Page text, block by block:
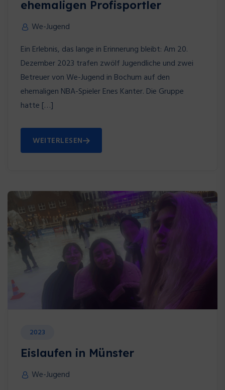
ehemaligen Profisportler
We-Jugend
Ein Erlebnis, das lange in Erinnerung bleibt: Am 20.
Dezember 2023 trafen zwölf Jugendliche und zwei
Betreuer von We-Jugend in Bochum auf den
ehemaligen NBA-Spieler Enes Kanter. Die Gruppe
hatte […]
WEITERLESEN
2023
Eislaufen in Münster
We-Jugend